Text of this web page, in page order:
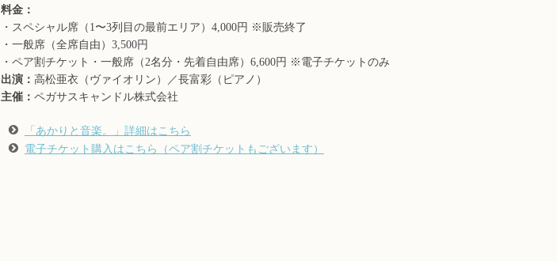
料金：
・スペシャル席（1〜3列目の最前エリア）4,000円 ※販売終了
・一般席（全席自由）3,500円
・ペア割チケット・一般席（2名分・先着自由席）6,600円 ※電子チケットのみ
出演： 高松亜衣（ヴァイオリン）／長富彩（ピアノ）
主催： ペガサスキャンドル株式会社
「あかりと音楽。」詳細はこちら
電子チケット購入はこちら（ペア割チケットもございます）